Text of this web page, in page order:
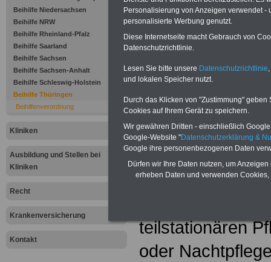
Beihilfe Niedersachsen
Beihilfe NRW
Beihilfe Rheinland-Pfalz
Beihilfe Saarland
Beihilfe Sachsen
Beihilfe Sachsen-Anhalt
Beihilfe Schleswig-Holstein
Beihilfe Thüringen
Beihilfenverordnung
Kliniken
Ausbildung und Stellen bei
Kliniken
Recht
Krankenversicherung
Kontakt
Zu Indikationen von A bis Z und
Zur Übersicht
Thüringen:
§ 31 Häusliche
Pflege
(1) Bei einer
teilstationären
oder
Personalisierung von Anzeigen verwendet
personalisierte Werbung genutzt.
Diese Internetseite macht Gebrauch von
Datenschutzrichtlinie.
Lesen Sie bitte unsere Datenschutzrichtlinie
und lokalen Speicher nutzt.
Durch das Klicken von "Zustimmung"
Cookies auf Ihrem Gerät zu speichern.
Wir gewähren Dritten - einschließlich
Google-Website "Datenschutzerklärung &
Google ihre personenbezogenen Daten
Dürfen wir Ihre Daten nutzen, um
erheben Daten und verwenden